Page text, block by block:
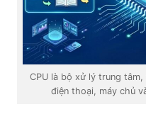
CPU là bộ xử lý trung
điện thoại, máy chủ